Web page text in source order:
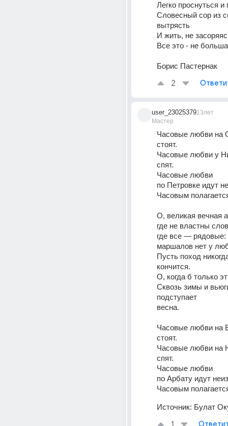
Легко проснуться и
Словесный сор из
вытрясть
И жить, не
Все это - не
Борис Пастернак
2
user_23025379
Мастер
13лет
Часовые любви на
стоят.
Часовые любви у
спят.
Часовые любви
по Петровке идут
Часовым
О, великая вечная
где не властны
где все — рядовые:
маршалов нет у
Пусть поход
кончится.
О, когда б только
Сквозь зимы и
подступает
весна.
Часовые любви на
стоят.
Часовые любви на
спят.
Часовые любви
по Арбату идут
Часовым
Источник: Булат